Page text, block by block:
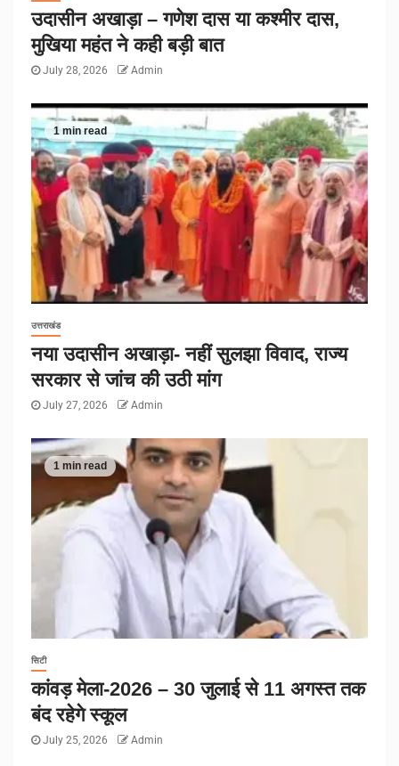
उदासीन अखाड़ा – गणेश दास या कश्मीर दास,
मुखिया महंत ने कही बड़ी बात
July 28, 2026 Admin
1 min read
उत्तराखंड
नया उदासीन अखाड़ा- नहीं सुलझा विवाद, राज्य
सरकार से जांच की उठी मांग
July 27, 2026 Admin
1 min read
सिटी
कांवड़ मेला-2026 – 30 जुलाई से 11 अगस्त तक
बंद रहेगे स्कूल
July 25, 2026 Admin